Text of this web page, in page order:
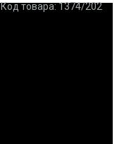
Код товара: 1374/202